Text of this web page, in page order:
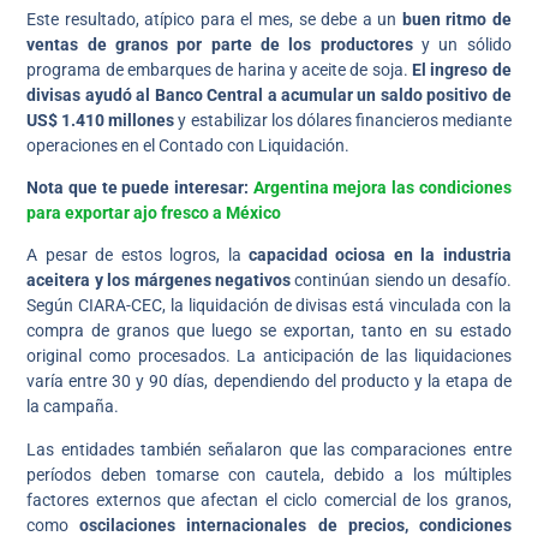
Este resultado, atípico para el mes, se debe a un buen ritmo de
ventas de granos por parte de los productoresy un sólido
programa de embarques de harina y aceite de soja. El ingreso de
divisas ayudó al Banco Central a acumular un saldo positivo de
US$ 1.410 millonesy estabilizar los dólares financieros mediante
operaciones en el Contado con Liquidación.
Nota que te puede interesar: Argentina mejora las condiciones
para exportar ajo fresco a México
A pesar de estos logros, la capacidad ociosa en la industria
aceitera y los márgenes negativoscontinúan siendo un desafío.
Según CIARA-CEC, la liquidación de divisas está vinculada con la
compra de granos que luego se exportan, tanto en su estado
original como procesados. La anticipación de las liquidaciones
varía entre 30 y 90 días, dependiendo del producto y la etapa de
la campaña.
Las entidades también señalaron que las comparaciones entre
períodos deben tomarse con cautela, debido a los múltiples
factores externos que afectan el ciclo comercial de los granos,
comooscilaciones internacionales de precios, condiciones